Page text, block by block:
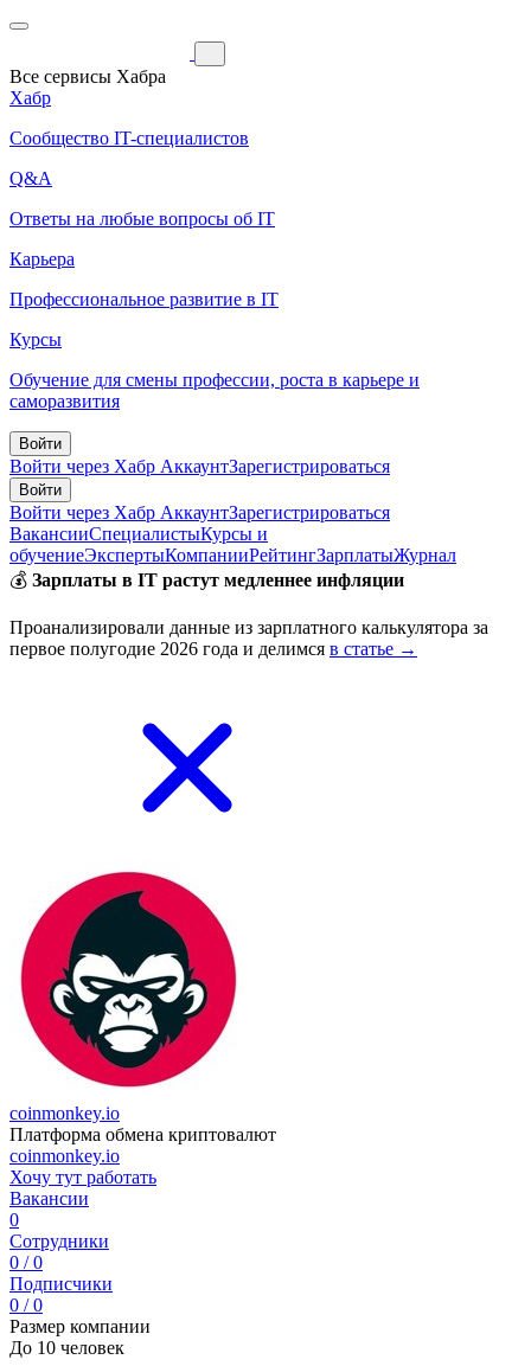
Все сервисы Хабра
Хабр
Сообщество IT-специалистов
Q&A
Ответы на любые вопросы об IT
Карьера
Профессиональное развитие в IT
Курсы
Обучение для смены профессии, роста в карьере и
саморазвития
Войти
Войти через Хабр АккаунтЗарегистрироваться
Войти
Войти через Хабр АккаунтЗарегистрироваться
ВакансииСпециалистыКурсы и
обучениеЭкспертыКомпанииРейтингЗарплатыЖурнал
💰 Зарплаты в IT растут медленнее инфляции
Проанализировали данные из зарплатного калькулятора за
первое полугодие 2026 года и делимся в статье →
coinmonkey.io
Платформа обмена криптовалют
coinmonkey.io
Хочу тут работать
Вакансии
0
Сотрудники
0 / 0
Подписчики
0 / 0
Размер компании
До 10 человек